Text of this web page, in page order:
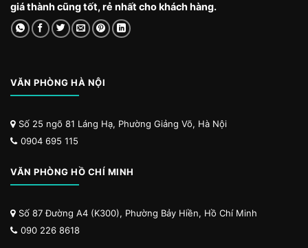
giá thành cũng tốt, rẻ nhất cho khách hàng.
VĂN PHÒNG HÀ NỘI
Số 25 ngõ 81 Láng Hạ, Phường Giảng Võ, Hà Nội
0904 695 115
VĂN PHÒNG HỒ CHÍ MINH
Số 87 Đường A4 (K300), Phường Bảy Hiền, Hồ Chí Minh
090 226 8618